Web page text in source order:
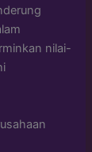
nilai-